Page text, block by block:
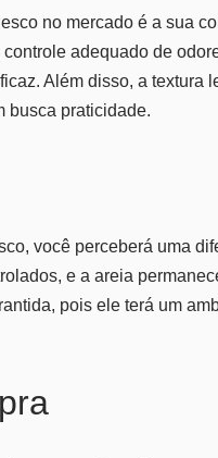
no mercado é a sua
adequado de
Além disso, a textura
busca praticidade.
você perceberá uma
e a areia
pois ele terá um